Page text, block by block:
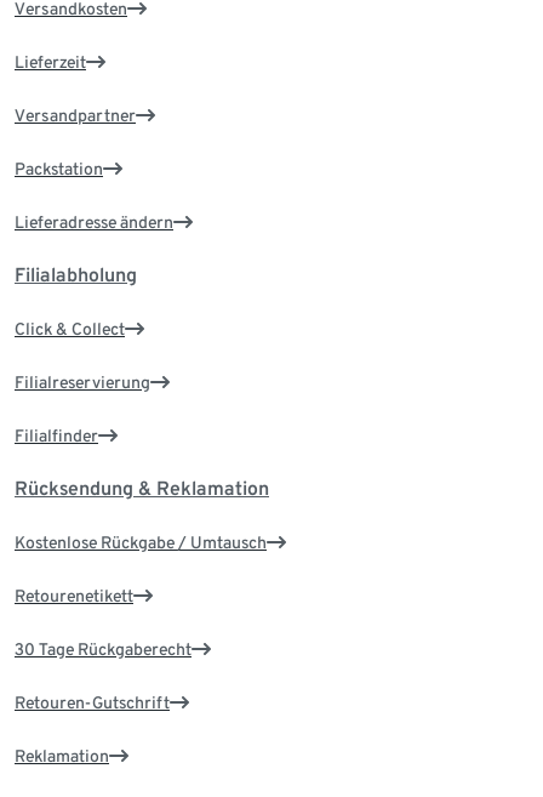
Versandkosten
Lieferzeit
Versandpartner
Packstation
Lieferadresse ändern
Filialabholung
Click & Collect
Filialreservierung
Filialfinder
Rücksendung & Reklamation
Kostenlose Rückgabe / Umtausch
Retourenetikett
30 Tage Rückgaberecht
Retouren-Gutschrift
Reklamation